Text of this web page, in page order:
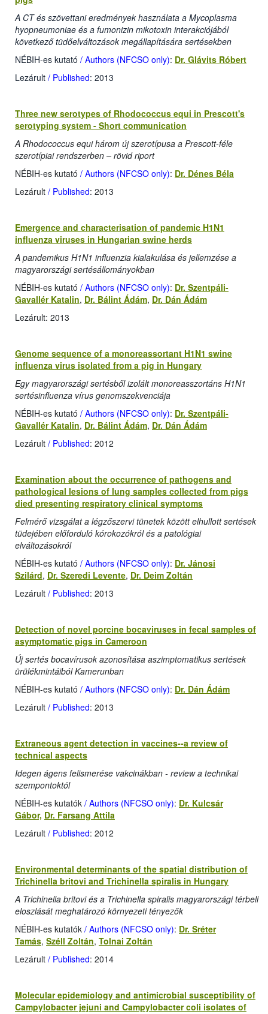
A CT és szövettani eredmények használata a Mycoplasma
hyopneumoniae és a fumonizin mikotoxin interakciójából
következő tüdőelváltozások megállapítására sertésekben
NÉBIH-es kutató / Authors (NFCSO only): Dr. Glávits Róbert
Lezárult / Published: 2013
Three new serotypes of Rhodococcus equi in Prescott's
serotyping system - Short communication
A Rhodococcus equi három új szerotípusa a Prescott-féle
szerotípiai rendszerben – rövid riport
NÉBIH-es kutató / Authors (NFCSO only): Dr. Dénes Béla
Lezárult / Published: 2013
Emergence and characterisation of pandemic H1N1
influenza viruses in Hungarian swine herds
A pandemikus H1N1 influenzia kialakulása és jellemzése a
magyarországi sertésállományokban
NÉBIH-es kutató / Authors (NFCSO only): Dr. Szentpáli-
Gavallér Katalin, Dr. Bálint Ádám, Dr. Dán Ádám
Lezárult: 2013
Genome sequence of a monoreassortant H1N1 swine
influenza virus isolated from a pig in Hungary
Egy magyarországi sertésből izolált monoreasszortáns H1N1
sertésinfluenza vírus genomszekvenciája
NÉBIH-es kutató / Authors (NFCSO only): Dr. Szentpáli-
Gavallér Katalin, Dr. Bálint Ádám, Dr. Dán Ádám
Lezárult / Published: 2012
Examination about the occurrence of pathogens and
pathological lesions of lung samples collected from pigs
died presenting respiratory clinical symptoms
Felmérő vizsgálat a légzőszervi tünetek között elhullott sertések
tüdejében előforduló kórokozókról és a patológiai
elváltozásokról
NÉBIH-es kutató / Authors (NFCSO only): Dr. Jánosi
Szilárd, Dr. Szeredi Levente, Dr. Deim Zoltán
Lezárult / Published: 2013
Detection of novel porcine bocaviruses in fecal samples of
asymptomatic pigs in Cameroon
Új sertés bocavírusok azonosítása aszimptomatikus sertések
ürülékmintáiból Kamerunban
NÉBIH-es kutató / Authors (NFCSO only): Dr. Dán Ádám
Lezárult / Published: 2013
Extraneous agent detection in vaccines--a review of
technical aspects
Idegen ágens felismerése vakcinákban - review a technikai
szempontoktól
NÉBIH-es kutatók / Authors (NFCSO only): Dr. Kulcsár
Gábor, Dr. Farsang Attila
Lezárult / Published: 2012
Environmental determinants of the spatial distribution of
Trichinella britovi and Trichinella spiralis in Hungary
A Trichinella britovi és a Trichinella spiralis magyarországi térbeli
eloszlását meghatározó környezeti tényezők
NÉBIH-es kutatók / Authors (NFCSO only): Dr. Sréter
Tamás, Széll Zoltán, Tolnai Zoltán
Lezárult / Published: 2014
Molecular epidemiology and antimicrobial susceptibility of
Campylobacter jejuni and Campylobacter coli isolates of